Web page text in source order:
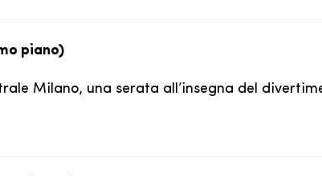
piano)
Milano, una serata all’insegna del